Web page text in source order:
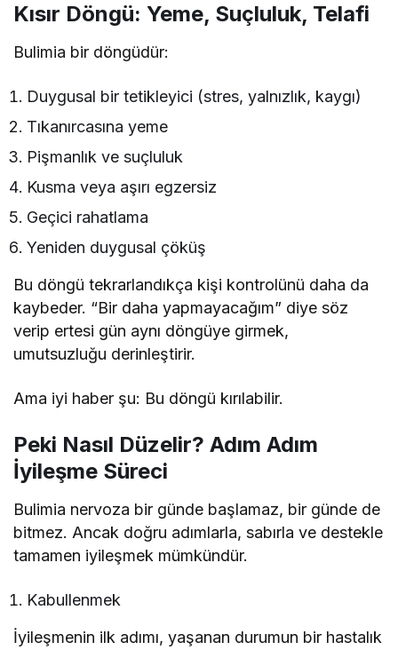
Kısır Döngü: Yeme, Suçluluk, Telafi
Bulimia bir döngüdür:
Duygusal bir tetikleyici (stres, yalnızlık, kaygı)
Tıkanırcasına yeme
Pişmanlık ve suçluluk
Kusma veya aşırı egzersiz
Geçici rahatlama
Yeniden duygusal çöküş
Bu döngü tekrarlandıkça kişi kontrolünü daha da
kaybeder. “Bir daha yapmayacağım” diye söz
verip ertesi gün aynı döngüye girmek,
umutsuzluğu derinleştirir.
Ama iyi haber şu: Bu döngü kırılabilir.
Peki Nasıl Düzelir? Adım Adım
İyileşme Süreci
Bulimia nervoza bir günde başlamaz, bir günde de
bitmez. Ancak doğru adımlarla, sabırla ve destekle
tamamen iyileşmek mümkündür.
Kabullenmek
İyileşmenin ilk adımı, yaşanan durumun bir hastalık